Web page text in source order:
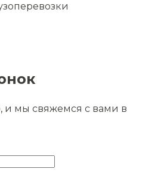
и мы свяжемся с вами в